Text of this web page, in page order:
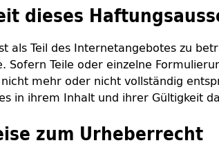
dieses
als Teil des Internetangebotes zu
Sofern Teile oder einzelne
mehr oder nicht vollständig
in ihrem Inhalt und ihrer Gültigkeit
zum Urheberrecht